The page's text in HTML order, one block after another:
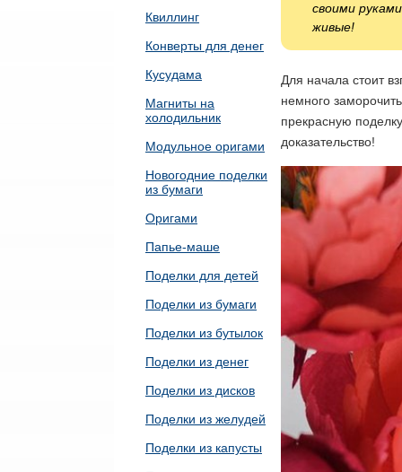
Квиллинг
Конверты для денег
Кусудама
Магниты на
холодильник
Модульное оригами
Новогодние поделки
из бумаги
Оригами
Папье-маше
Поделки для детей
Поделки из бумаги
Поделки из бутылок
Поделки из денег
Поделки из дисков
Поделки из желудей
Поделки из капусты
своими
живые!
Для начала стоит
немного
прекрасную
доказательство!